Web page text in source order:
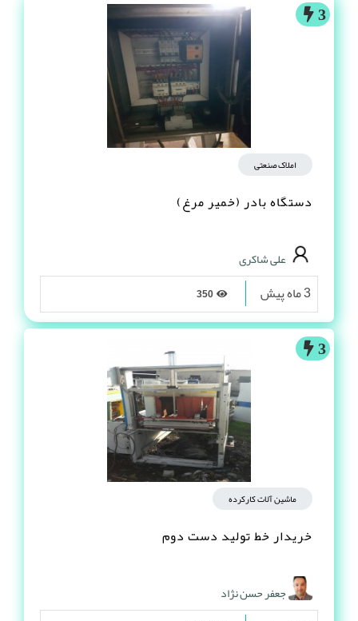
3
املاک صنعتی
دستگاه بادر (خمیر مرغ)
علی شاکری
3 ماه پیش
3
ماشین آلات کارکرده
خریدار خط تولید دست دوم
جعفر حسن نژاد